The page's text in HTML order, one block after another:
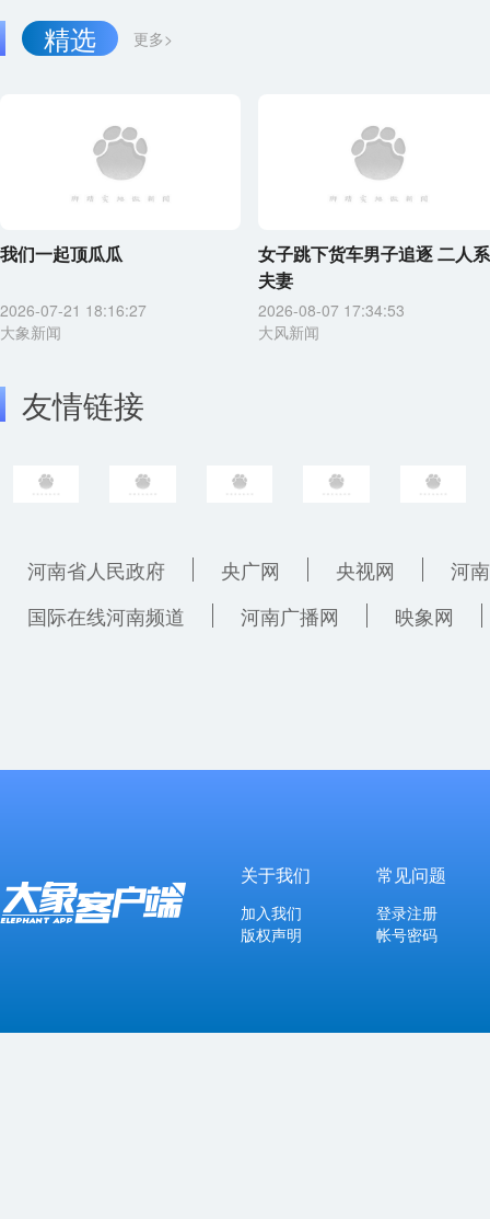
更多>
精选
我们一起顶瓜瓜
2026-07-21 18:16:27
大象新闻
女子跳下货车男子追逐 二人系
夫妻
2026-08-07 17:34:53
大风新闻
友情链接
河南省人民政府 央广网 央视网
河
国际在线河南频道
河南广播网 映象网
关于我们
加入我们
版权声明
常见问题
登录注册
帐号密码